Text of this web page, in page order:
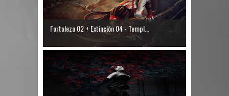
Fortaleza 02 + Extinción 04 - Templ...